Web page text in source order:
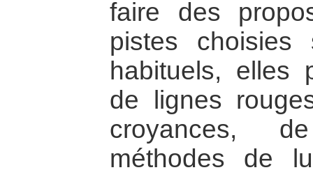
faire des
pistes choisies
habituels, elles
de lignes
croyances,
méthodes de